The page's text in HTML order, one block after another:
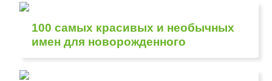
100 самых красивых и необычных
имен для новорожденного